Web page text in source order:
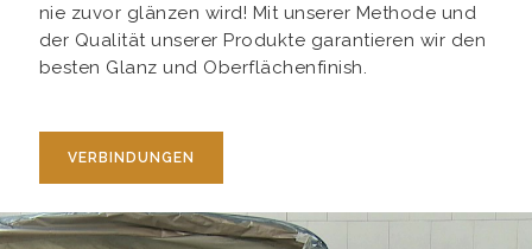
nie zuvor glänzen wird! Mit unserer Methode und
der Qualität unserer Produkte garantieren wir den
besten Glanz und Oberflächenfinish.
VERBINDUNGEN